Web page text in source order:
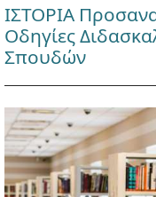
ΙΣΤΟΡΙΑ
Οδηγίες
Σπουδών